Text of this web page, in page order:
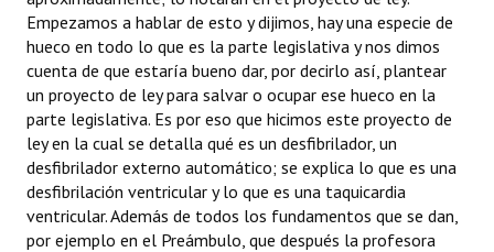
Empezamos a hablar de esto y dijimos, hay una especie de
hueco en todo lo que es la parte legislativa y nos dimos
cuenta de que estaría bueno dar, por decirlo así, plantear
un proyecto de ley para salvar o ocupar ese hueco en la
parte legislativa. Es por eso que hicimos este proyecto de
ley en la cual se detalla qué es un desfibrilador, un
desfibrilador externo automático; se explica lo que es una
desfibrilación ventricular y lo que es una taquicardia
ventricular. Además de todos los fundamentos que se dan,
por ejemplo en el Preámbulo, que después la profesora